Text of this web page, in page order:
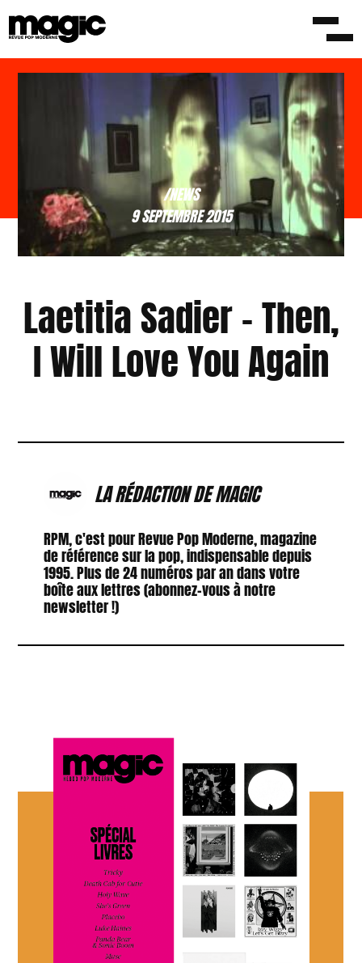
/NEWS
9 SEPTEMBRE 2015
Laetitia Sadier – Then,
I Will Love You Again
LA RÉDACTION DE MAGIC
RPM, c'est pour Revue Pop Moderne, magazine
de référence sur la pop, indispensable depuis
1995. Plus de 24 numéros par an dans votre
boîte aux lettres (abonnez-vous à notre
newsletter !)